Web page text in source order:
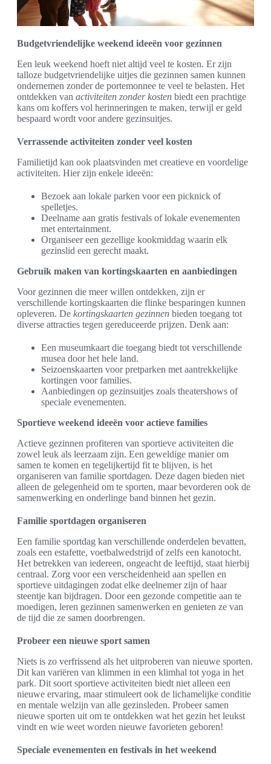
Budgetvriendelijke weekend ideeën voor gezinnen
Een leuk weekend hoeft niet altijd veel te kosten. Er zijn
talloze budgetvriendelijke uitjes die gezinnen samen kunnen
ondernemen zonder de portemonnee te veel te belasten. Het
ontdekken van activiteiten zonder kosten biedt een prachtige
kans om koffers vol herinneringen te maken, terwijl er geld
bespaard wordt voor andere gezinsuitjes.
Verrassende activiteiten zonder veel kosten
Familietijd kan ook plaatsvinden met creatieve en voordelige
activiteiten. Hier zijn enkele ideeën:
Bezoek aan lokale parken voor een picknick of
spelletjes.
Deelname aan gratis festivals of lokale evenementen
met entertainment.
Organiseer een gezellige kookmiddag waarin elk
gezinslid een gerecht maakt.
Gebruik maken van kortingskaarten en aanbiedingen
Voor gezinnen die meer willen ontdekken, zijn er
verschillende kortingskaarten die flinke besparingen kunnen
opleveren. De kortingskaarten gezinnen bieden toegang tot
diverse attracties tegen gereduceerde prijzen. Denk aan:
Een museumkaart die toegang biedt tot verschillende
musea door het hele land.
Seizoenskaarten voor pretparken met aantrekkelijke
kortingen voor families.
Aanbiedingen op gezinsuitjes zoals theatershows of
speciale evenementen.
Sportieve weekend ideeën voor actieve families
Actieve gezinnen profiteren van sportieve activiteiten die
zowel leuk als leerzaam zijn. Een geweldige manier om
samen te komen en tegelijkertijd fit te blijven, is het
organiseren van familie sportdagen. Deze dagen bieden niet
alleen de gelegenheid om te sporten, maar bevorderen ook de
samenwerking en onderlinge band binnen het gezin.
Familie sportdagen organiseren
Een familie sportdag kan verschillende onderdelen bevatten,
zoals een estafette, voetbalwedstrijd of zelfs een kanotocht.
Het betrekken van iedereen, ongeacht de leeftijd, staat hierbij
centraal. Zorg voor een verscheidenheid aan spellen en
sportieve uitdagingen zodat elke deelnemer zijn of haar
steentje kan bijdragen. Door een gezonde competitie aan te
moedigen, leren gezinnen samenwerken en genieten ze van
de tijd die ze samen doorbrengen.
Probeer een nieuwe sport samen
Niets is zo verfrissend als het uitproberen van nieuwe sporten.
Dit kan variëren van klimmen in een klimhal tot yoga in het
park. Dit soort sportieve activiteiten biedt niet alleen een
nieuwe ervaring, maar stimuleert ook de lichamelijke conditie
en mentale welzijn van alle gezinsleden. Probeer samen
nieuwe sporten uit om te ontdekken wat het gezin het leukst
vindt en wie weet worden nieuwe favorieten geboren!
Speciale evenementen en festivals in het weekend